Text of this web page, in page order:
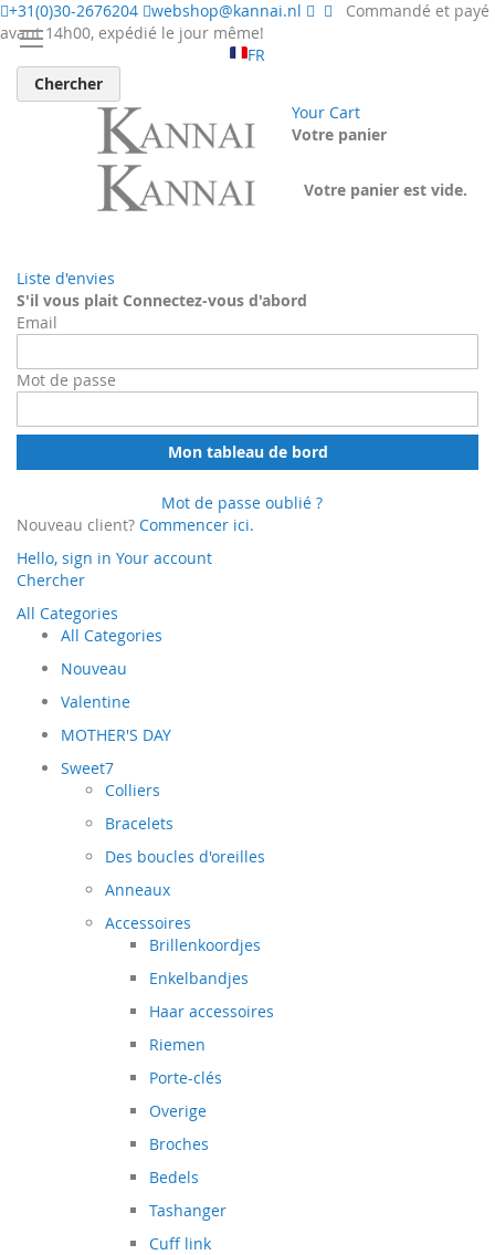
+31(0)30-2676204 webshop@kannai.nl
Commandé et payé
avant 14h00, expédié le jour même!
FR
Chercher
Your Cart
Votre panier
Votre panier est vide.
Liste d'envies
S'il vous plait Connectez-vous d'abord
Email
Mot de passe
Mon tableau de bord
Mot de passe oublié ?
Nouveau client? Commencer ici.
Hello, sign in Your account
Chercher
All Categories
All Categories
Nouveau
Valentine
MOTHER'S DAY
Sweet7
Colliers
Bracelets
Des boucles d'oreilles
Anneaux
Accessoires
Brillenkoordjes
Enkelbandjes
Haar accessoires
Riemen
Porte-clés
Overige
Broches
Bedels
Tashanger
Cuff link